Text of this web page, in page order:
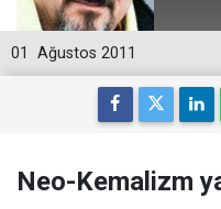
01 Ağustos 2011
Neo-Kemalizm